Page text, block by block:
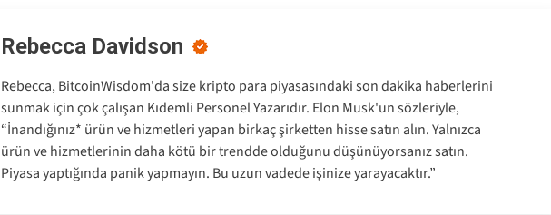
Rebecca Davidson
Rebecca, BitcoinWisdom'da size kripto para piyasasındaki son dakika haberlerini
sunmak için çok çalışan Kıdemli Personel Yazarıdır. Elon Musk'un sözleriyle,
“İnandığınız* ürün ve hizmetleri yapan birkaç şirketten hisse satın alın. Yalnızca
ürün ve hizmetlerinin daha kötü bir trendde olduğunu düşünüyorsanız satın.
Piyasa yaptığında panik yapmayın. Bu uzun vadede işinize yarayacaktır.”